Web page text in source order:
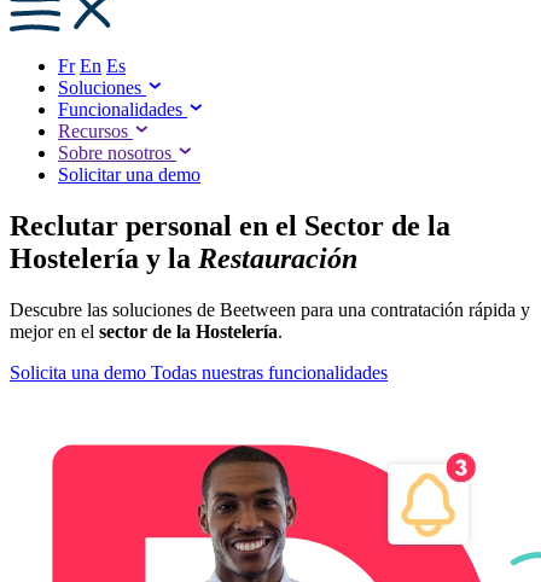
Fr En Es
Soluciones
Funcionalidades
Recursos
Sobre nosotros
Solicitar una demo
Reclutar personal en el Sector de la
Hostelería y la Restauración
Descubre las soluciones de Beetween para una contratación rápida y
mejor en el sector de la Hostelería.
Solicita una demo Todas nuestras funcionalidades